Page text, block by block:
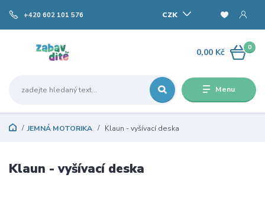
Menu
CZK
+420 602 101 576
0
0,00 Kč
JEMNÁ MOTORIKA Klaun - vyšívací deska
Klaun - vyšívací deska